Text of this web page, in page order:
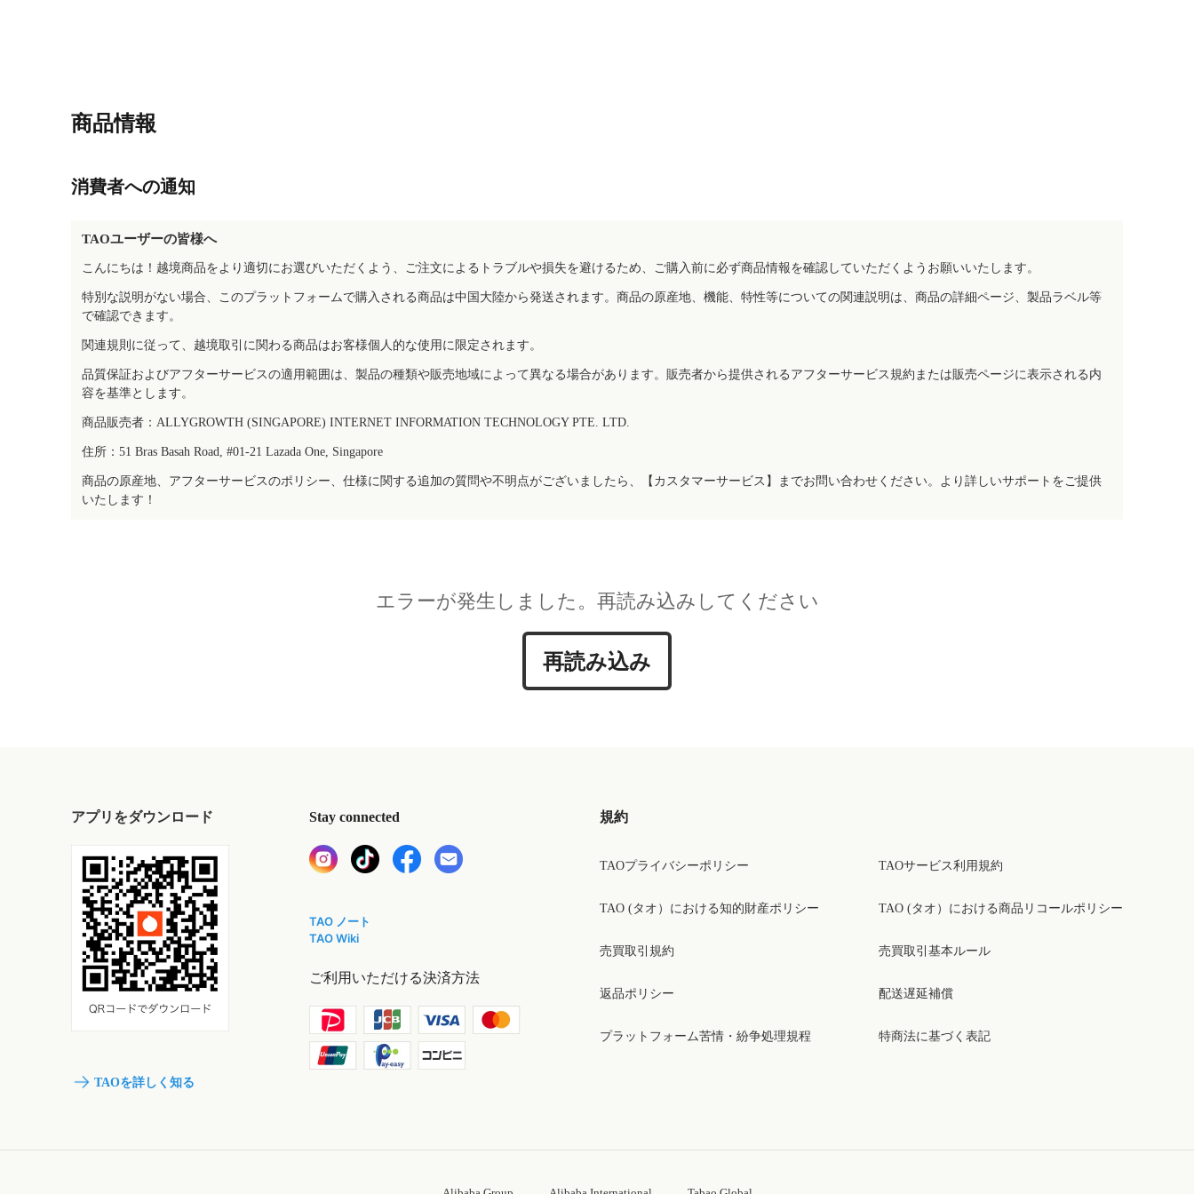
商品情報
消費者への通知
TAOユーザーの皆様へ
こんにちは！越境商品をより適切にお選びいただくよう、ご注文によるトラブルや損失を避けるため、ご購入前に必ず商品情報を確認していただくようお願いいたします。
特別な説明がない場合、このプラットフォームで購入される商品は中国大陸から発送されます。商品の原産地、機能、特性等についての関連説明は、商品の詳細ページ、製品ラベル等
で確認できます。
関連規則に従って、越境取引に関わる商品はお客様個人的な使用に限定されます。
品質保証およびアフターサービスの適用範囲は、製品の種類や販売地域によって異なる場合があります。販売者から提供されるアフターサービス規約または販売ページに表示される内
容を基準とします。
商品販売者：ALLYGROWTH (SINGAPORE) INTERNET INFORMATION TECHNOLOGY PTE. LTD.
住所：51 Bras Basah Road, #01-21 Lazada One, Singapore
商品の原産地、アフターサービスのポリシー、仕様に関する追加の質問や不明点がございましたら、【カスタマーサービス】までお問い合わせください。より詳しいサポートをご提供
いたします！
エラーが発生しました。再読み込みしてください
再読み込み
アプリをダウンロード
TAOを詳しく知る
Stay connected
TAO ノート
TAO Wiki
ご利用いただける決済方法
規約
TAOプライバシーポリシー
TAO (タオ）における知的財産ポリシー
売買取引規約
返品ポリシー
プラットフォーム苦情・紛争処理規程
TAOサービス利用規約
TAO (タオ）における商品リコールポリシー
売買取引基本ルール
配送遅延補償
特商法に基づく表記